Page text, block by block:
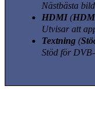
Nästbästa
HDMI (
Utvisar att
Textning (
Stöd för